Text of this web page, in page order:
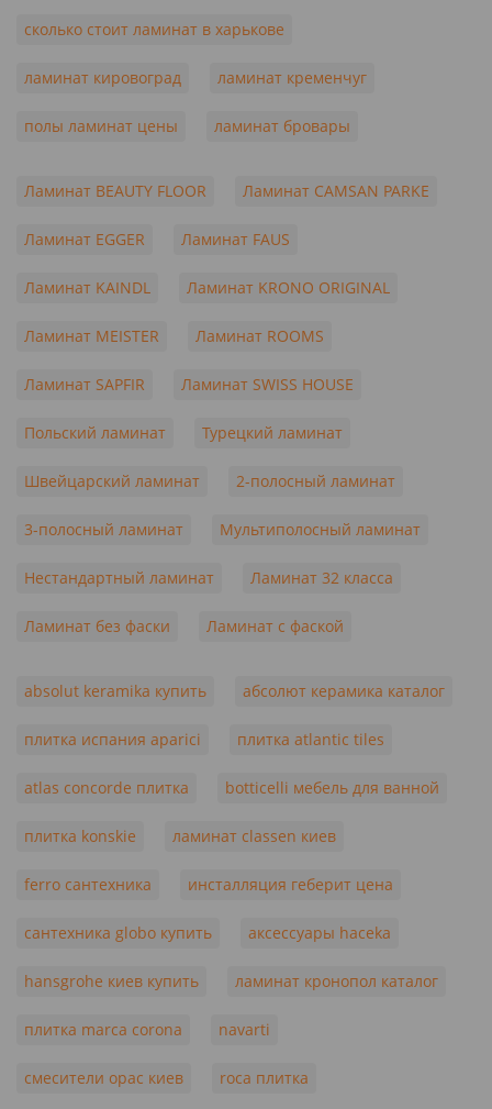
сколько стоит ламинат в харькове
ламинат кировоград ламинат кременчуг
полы ламинат цены ламинат бровары
Ламинат BEAUTY FLOOR Ламинат CAMSAN PARKE
Ламинат EGGER Ламинат FAUS
Ламинат KAINDL Ламинат KRONO ORIGINAL
Ламинат MEISTER Ламинат ROOMS
Ламинат SAPFIR Ламинат SWISS HOUSE
Польский ламинат Турецкий ламинат
Швейцарский ламинат 2-полосный ламинат
3-полосный ламинат Мультиполосный ламинат
Нестандартный ламинат Ламинат 32 класса
Ламинат без фаски Ламинат с фаской
absolut keramika купить абсолют керамика каталог
плитка испания aparici плитка atlantic tiles
atlas concorde плитка botticelli мебель для ванной
плитка konskie ламинат classen киев
ferro сантехника инсталляция геберит цена
сантехника globo купить аксессуары haceka
hansgrohe киев купить ламинат кронопол каталог
плитка marca corona navarti
смесители орас киев roca плитка